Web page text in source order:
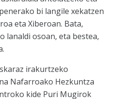
bi langile xekatzen
eta Xiberoan. Bata,
lanaldi osoan, eta bestea,
irakurtzeko
Nafarroako Hezkuntza
kide Puri Mugirok